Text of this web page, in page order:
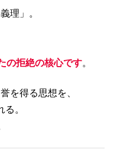
理」。
の拒絶の核心です。
を得る思想を、
。